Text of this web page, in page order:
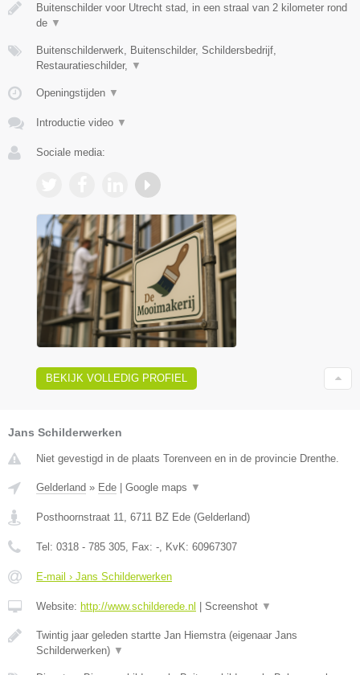
Buitenschilder voor Utrecht stad, in een straal van 2 kilometer rond
de ▼
Buitenschilderwerk, Buitenschilder, Schildersbedrijf,
Restauratieschilder,
▼
Openingstijden ▼
Introductie video ▼
Sociale media:
BEKIJK VOLLEDIG PROFIEL
Jans Schilderwerken
Niet gevestigd in de plaats Torenveen en in de provincie Drenthe.
Gelderland » Ede | Google maps ▼
Posthoornstraat 11 6711 BZ Ede (Gelderland)
Tel: 0318 - 785 305 , Fax: - , KvK: 60967307
E-mail › Jans Schilderwerken
Website: http://www.schilderede.nl | Screenshot ▼
Twintig jaar geleden startte Jan Hiemstra (eigenaar Jans
Schilderwerken) ▼